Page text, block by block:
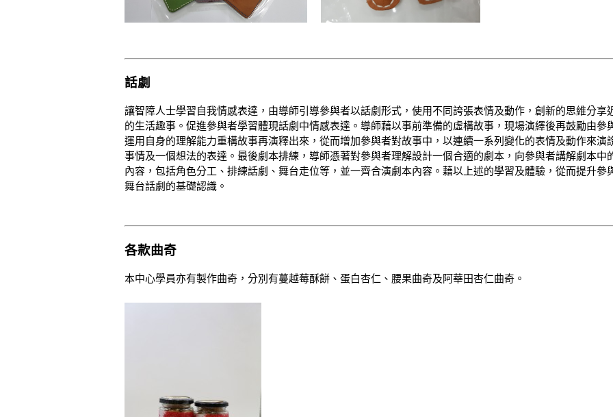
話劇
讓智障人士學習自我情感表達，由導師引導參與者以話劇形式，使用不同誇張表情及動作，創新的思維分享
的生活趣事。促進參與者學習體現話劇中情感表達。導師藉以事前準備的虛構故事，現場演繹後再鼓勵由參
運用自身的理解能力重構故事再演釋出來，從而增加參與者對故事中，以連續一系列變化的表情及動作來演
事情及一個想法的表達。最後劇本排練，導師憑著對參與者理解設計一個合適的劇本，向參與者講解劇本中
內容，包括角色分工、排練話劇、舞台走位等，並一齊合演劇本內容。藉以上述的學習及體驗，從而提升參
舞台話劇的基礎認識。
各款曲奇
本中心學員亦有製作曲奇，分別有蔓越莓酥餅、蛋白杏仁、腰果曲奇及阿華田杏仁曲奇。